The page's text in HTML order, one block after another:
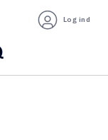
Log ind